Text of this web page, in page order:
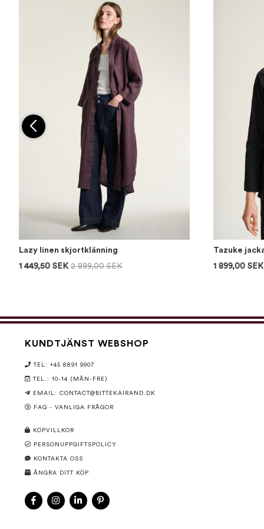
Lazy linen skjortklänning
1 449,50 SEK 2 899,00 SEK
Tazuke
1 899,00 SEK
KUNDTJÄNST WEBSHOP
TEL: +45 8891 9907
TEL.: 10-14 (MÅN-FRE)
EMAIL: CONTACT@BITTEKAIRAND.DK
FAQ - VANLIGA FRÅGOR
KÖPVILLKOR
PERSONUPPGIFTSPOLICY
KONTAKTA OSS
ÅNGRA DITT KÖP